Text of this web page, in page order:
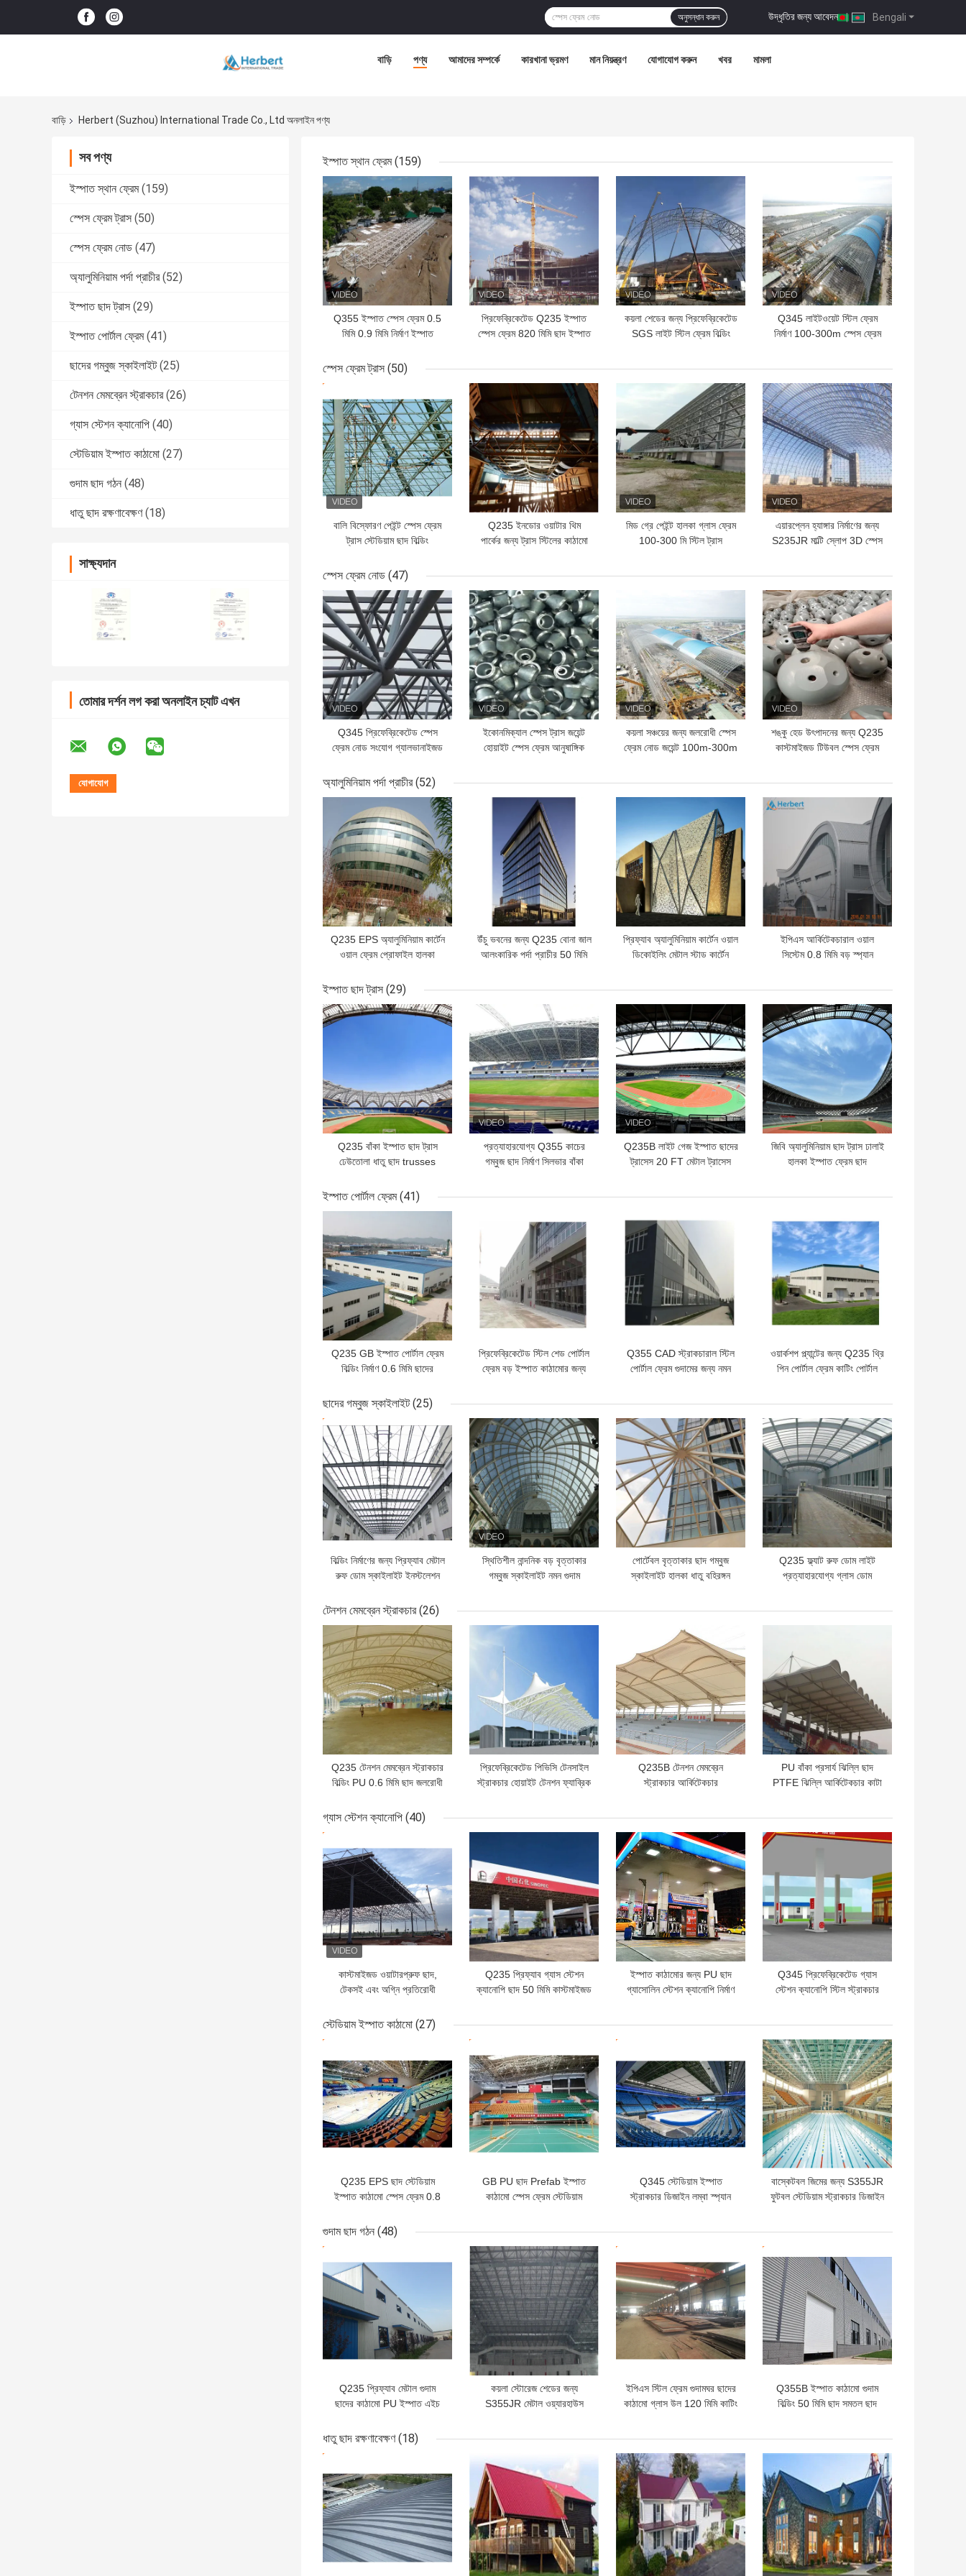
Bengali
উদ্ধৃতির জন্য আবেদন |
অনুসন্ধান করুন
বাড়ি পণ্য আমাদের সম্পর্কে কারখানা ভ্রমণ মান নিয়ন্ত্রণ যোগাযোগ করুন খবর মামলা
বাড়ি Herbert (Suzhou) International Trade Co., Ltd অনলাইন পণ্য
সব পণ্য
ইস্পাত স্থান ফ্রেম (159)
স্পেস ফ্রেম ট্রাস (50)
স্পেস ফ্রেম নোড (47)
অ্যালুমিনিয়াম পর্দা প্রাচীর (52)
ইস্পাত ছাদ ট্রাস (29)
ইস্পাত পোর্টাল ফ্রেম (41)
ছাদের গম্বুজ স্কাইলাইট (25)
টেনশন মেমব্রেন স্ট্রাকচার (26)
গ্যাস স্টেশন ক্যানোপি (40)
স্টেডিয়াম ইস্পাত কাঠামো (27)
গুদাম ছাদ গঠন (48)
ধাতু ছাদ রক্ষণাবেক্ষণ (18)
সাক্ষ্যদান
তোমার দর্শন লগ করা অনলাইন চ্যাট এখন
ইস্পাত স্থান ফ্রেম (159)
Q355 ইস্পাত স্পেস ফ্রেম 0.5
মিমি 0.9 মিমি নির্মাণ ইস্পাত
ভালো দাম
প্রিফেব্রিকেটেড Q235 ইস্পাত
স্পেস ফ্রেম 820 মিমি ছাদ ইস্পাত
ভালো দাম
কয়লা শেডের জন্য প্রিফেব্রিকেটেড
SGS লাইট স্টিল ফ্রেম বিল্ডিং
Q345 লাইটওয়েট স্টিল ফ্রেম
নির্মাণ 100-300m স্পেস ফ্রেম
স্পেস ফ্রেম ট্রাস (50)
বালি বিস্ফোরণ পেইন্ট স্পেস ফ্রেম
ট্রাস স্টেডিয়াম ছাদ বিল্ডিং
Q235 ইনডোর ওয়াটার থিম
পার্কের জন্য ট্রাস স্টিলের কাঠামো
মিড গ্রে পেইন্ট হালকা গ্লাস ফ্রেম
100-300 মি স্টিল ট্রাস
এয়ারপ্লেন হ্যাঙ্গার নির্মাণের জন্য
S235JR মাল্টি স্লোপ 3D স্পেস
ভালো দাম
স্পেস ফ্রেম নোড (47)
Q345 প্রিফেব্রিকেটেড স্পেস
ফ্রেম নোড সংযোগ গ্যালভানাইজড
ভালো দাম
ইকোনমিক্যাল স্পেস ট্রাস জয়েন্ট
হোয়াইট স্পেস ফ্রেম আনুষাঙ্গিক
ভালো দাম
কয়লা সঞ্চয়ের জন্য জলরোধী স্পেস
ফ্রেম নোড জয়েন্ট 100m-300m
শঙ্কু হেড উৎপাদনের জন্য Q235
কাস্টমাইজড টিউবল স্পেস ফ্রেম
ভালো দাম
অ্যালুমিনিয়াম পর্দা প্রাচীর (52)
Q235 EPS অ্যালুমিনিয়াম কার্টেন
ওয়াল ফ্রেম প্রোফাইল হালকা
উঁচু ভবনের জন্য Q235 বোনা জাল
আলংকারিক পর্দা প্রাচীর 50 মিমি
প্রিফ্যাব অ্যালুমিনিয়াম কার্টেন ওয়াল
ডিকোইলিং মেটাল স্টাড কার্টেন
ইপিএস আর্কিটেকচারাল ওয়াল
সিস্টেম 0.8 মিমি বড় স্প্যান
ভালো দাম
ইস্পাত ছাদ ট্রাস (29)
Q235 বাঁকা ইস্পাত ছাদ ট্রাস
ঢেউতোলা ধাতু ছাদ trusses
ভালো দাম
প্রত্যাহারযোগ্য Q355 কাচের
গম্বুজ ছাদ নির্মাণ সিলভার বাঁকা
ভালো দাম
Q235B লাইট গেজ ইস্পাত ছাদের
ট্রাসেস 20 FT মেটাল ট্রাসেস
ভালো দাম
জিবি অ্যালুমিনিয়াম ছাদ ট্রাস ঢালাই
হালকা ইস্পাত ফ্রেম ছাদ
ভালো দাম
ইস্পাত পোর্টাল ফ্রেম (41)
Q235 GB ইস্পাত পোর্টাল ফ্রেম
বিল্ডিং নির্মাণ 0.6 মিমি ছাদের
প্রিফেব্রিকেটেড স্টিল শেড পোর্টাল
ফ্রেম বড় ইস্পাত কাঠামোর জন্য
Q355 CAD স্ট্রাকচারাল স্টিল
পোর্টাল ফ্রেম গুদামের জন্য নমন
ভালো দাম
ওয়ার্কশপ প্ল্যান্টের জন্য Q235 থ্রি
পিন পোর্টাল ফ্রেম কাটিং পোর্টাল
ভালো দাম
ছাদের গম্বুজ স্কাইলাইট (25)
বিল্ডিং নির্মাণের জন্য প্রিফ্যাব মেটাল
রুফ ডোম স্কাইলাইট ইনস্টলেশন
ভালো দাম
স্থিতিশীল নান্দনিক বড় বৃত্তাকার
গম্বুজ স্কাইলাইট নমন গুদাম
ভালো দাম
পোর্টেবল বৃত্তাকার ছাদ গম্বুজ
স্কাইলাইট হালকা ধাতু বহিরঙ্গন
ভালো দাম
Q235 ফ্ল্যাট রুফ ডোম লাইট
প্রত্যাহারযোগ্য গ্লাস ডোম
ভালো দাম
টেনশন মেমব্রেন স্ট্রাকচার (26)
Q235 টেনশন মেমব্রেন স্ট্রাকচার
বিল্ডিং PU 0.6 মিমি ছাদ জলরোধী
ভালো দাম
প্রিফেব্রিকেটেড পিভিসি টেনসাইল
স্ট্রাকচার হোয়াইট টেনশন ফ্যাব্রিক
Q235B টেনশন মেমব্রেন
স্ট্রাকচার আর্কিটেকচার
PU বাঁকা প্রসার্য ঝিল্লি ছাদ
PTFE ঝিল্লি আর্কিটেকচার কাটা
গ্যাস স্টেশন ক্যানোপি (40)
কাস্টমাইজড ওয়াটারপ্রুফ ছাদ,
টেকসই এবং অগ্নি প্রতিরোধী
Q235 প্রিফ্যাব গ্যাস স্টেশন
ক্যানোপি ছাদ 50 মিমি কাস্টমাইজড
ইস্পাত কাঠামোর জন্য PU ছাদ
গ্যাসোলিন স্টেশন ক্যানোপি নির্মাণ
ভালো দাম
Q345 প্রিফেব্রিকেটেড গ্যাস
স্টেশন ক্যানোপি স্টিল স্ট্রাকচার
স্টেডিয়াম ইস্পাত কাঠামো (27)
Q235 EPS ছাদ স্টেডিয়াম
ইস্পাত কাঠামো স্পেস ফ্রেম 0.8
GB PU ছাদ Prefab ইস্পাত
কাঠামো স্পেস ফ্রেম স্টেডিয়াম
Q345 স্টেডিয়াম ইস্পাত
স্ট্রাকচার ডিজাইন লম্বা স্প্যান
বাস্কেটবল জিমের জন্য S355JR
ফুটবল স্টেডিয়াম স্ট্রাকচার ডিজাইন
ভালো দাম
গুদাম ছাদ গঠন (48)
Q235 প্রিফ্যাব মেটাল গুদাম
ছাদের কাঠামো PU ইস্পাত এইচ
কয়লা স্টোরেজ শেডের জন্য
S355JR মেটাল ওয়্যারহাউস
ভালো দাম
ইপিএস স্টিল ফ্রেম গুদামঘর ছাদের
কাঠামো গ্লাস উল 120 ​​মিমি কাটিং
Q355B ইস্পাত কাঠামো গুদাম
বিল্ডিং 50 মিমি ছাদ সমতল ছাদ
ভালো দাম
ধাতু ছাদ রক্ষণাবেক্ষণ (18)
ভালো দাম ভালো দাম